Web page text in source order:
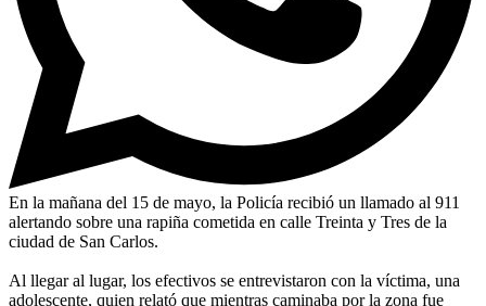
En la mañana del 15 de mayo, la Policía recibió un llamado al 911
alertando sobre una rapiña cometida en calle Treinta y Tres de la
ciudad de San Carlos.
Al llegar al lugar, los efectivos se entrevistaron con la víctima, una
adolescente, quien relató que mientras caminaba por la zona fue